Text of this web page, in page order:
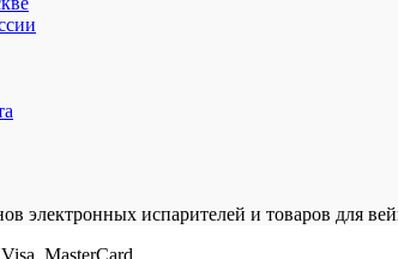
электронных испарителей и товаров для